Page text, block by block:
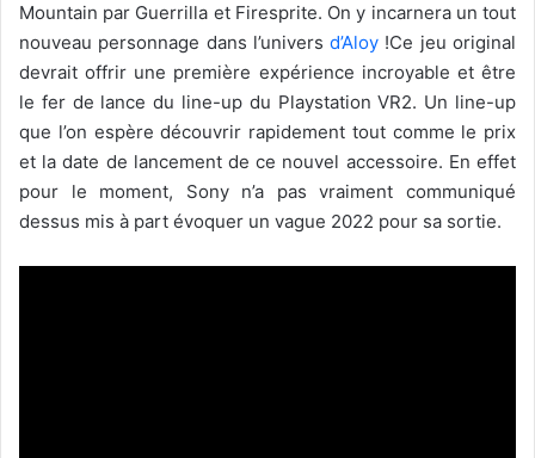
Mountain par Guerrilla et Firesprite. On y incarnera un tout
nouveau personnage dans l’universd’Aloy !Ce jeu original
devrait offrir une première expérience incroyable et être
le fer de lance du line-up du Playstation VR2. Un line-up
que l’on espère découvrir rapidement tout comme le prix
et la date de lancement de ce nouvel accessoire. En effet
pour le moment, Sony n’a pas vraiment communiqué
dessus mis à part évoquer un vague 2022 pour sa sortie.